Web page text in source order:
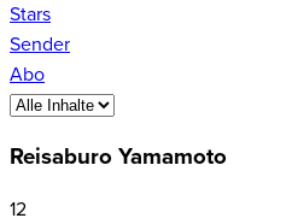
Stars
Sender
Abo
Reisaburo Yamamoto
12